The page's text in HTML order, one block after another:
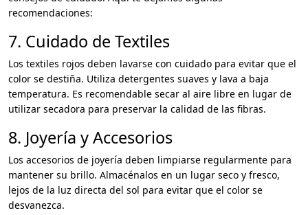
recomendaciones:
7. Cuidado de Textiles
Los textiles rojos deben lavarse con cuidado para evitar que el
color se destiña. Utiliza detergentes suaves y lava a baja
temperatura. Es recomendable secar al aire libre en lugar de
utilizar secadora para preservar la calidad de las fibras.
8. Joyería y Accesorios
Los accesorios de joyería deben limpiarse regularmente para
mantener su brillo. Almacénalos en un lugar seco y fresco,
lejos de la luz directa del sol para evitar que el color se
desvanezca.